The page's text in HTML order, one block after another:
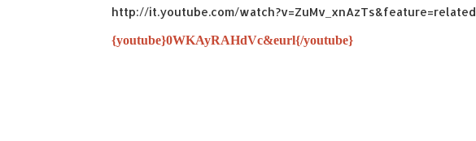
http://it.youtube.com/watch?v=ZuMv_xnAzTs&feature=related
{youtube}0WKAyRAHdVc&eurl{/youtube}